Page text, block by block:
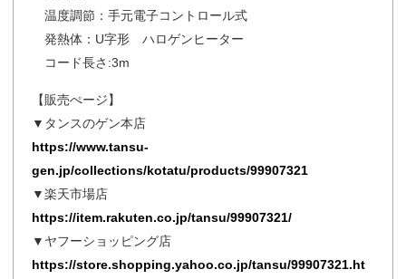
温度調節：手元電子コントロール式
発熱体：U字形 ハロゲンヒーター
コード長さ:3m
【販売ぺージ】
▼タンスのゲン本店
https://www.tansu-
gen.jp/collections/kotatu/products/99907321
▼楽天市場店
https://item.rakuten.co.jp/tansu/99907321/
▼ヤフーショッピング店
https://store.shopping.yahoo.co.jp/tansu/99907321.ht